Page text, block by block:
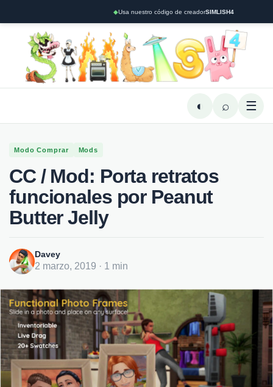
◆Usa nuestro código de creadorSIMLISH4
◐ ⌕ ☰
Modo Comprar Mods
CC / Mod: Porta retratos
funcionales por Peanut
Butter Jelly
Davey
2 marzo, 2019 · 1 min